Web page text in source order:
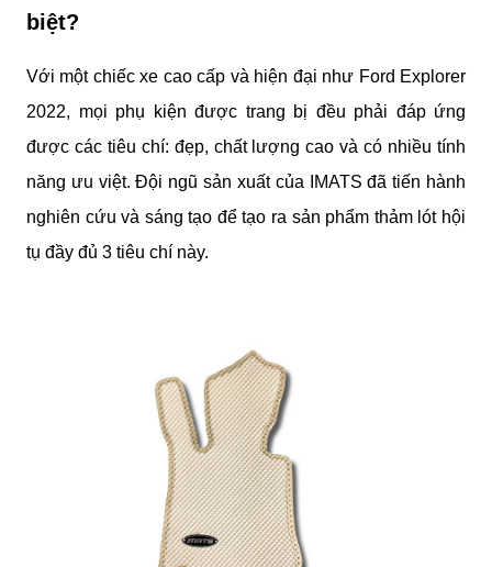
biệt?
Với một chiếc xe cao cấp và hiện đại như Ford Explorer
2022, mọi phụ kiện được trang bị đều phải đáp ứng
được các tiêu chí: đẹp, chất lượng cao và có nhiều tính
năng ưu việt. Đội ngũ sản xuất của IMATS đã tiến hành
nghiên cứu và sáng tạo để tạo ra sản phẩm thảm lót hội
tụ đầy đủ 3 tiêu chí này.